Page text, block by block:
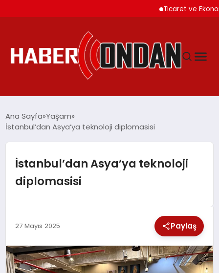
Ticaret ve Ekonomik
DÜNYA
SPOR
TEKNOLOJI
Ana Sayfa Yaşam
İstanbul’dan Asya’ya teknoloji diplomasisi
İstanbul’dan Asya’ya teknoloji
diplomasisi
27 Mayıs 2025 Paylaş